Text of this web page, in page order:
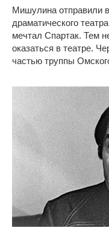
Мишулина отправили
драматического
мечтал Спартак. Тем
оказаться в театре.
частью труппы